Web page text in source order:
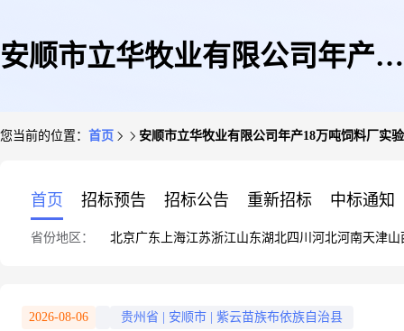
安顺市立华牧业有限公司年产18
您当前的位置： 首页 安顺市立华牧业有限公司年产18万吨饲料厂实
首页 招标预告 招标公告 重新招标 中标通知
省份地区： 北京广东 上海江苏浙江山东湖北四川 河北河南天津山
2026-08-06 贵州省 安顺市 紫云苗族布依族自治县